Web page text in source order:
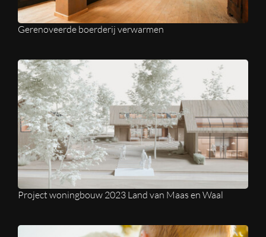
Gerenoveerde boerderij verwarmen
Project woningbouw 2023 Land van Maas en Waal